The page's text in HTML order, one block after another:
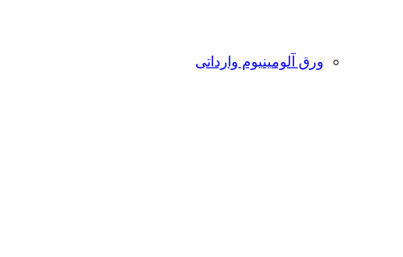
ورق آلومینیوم وارداتی